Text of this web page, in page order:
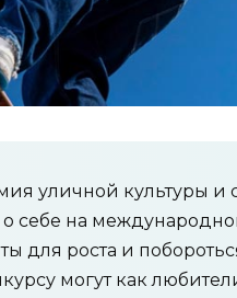
уличной культуры и
о себе на
для роста и
могут как